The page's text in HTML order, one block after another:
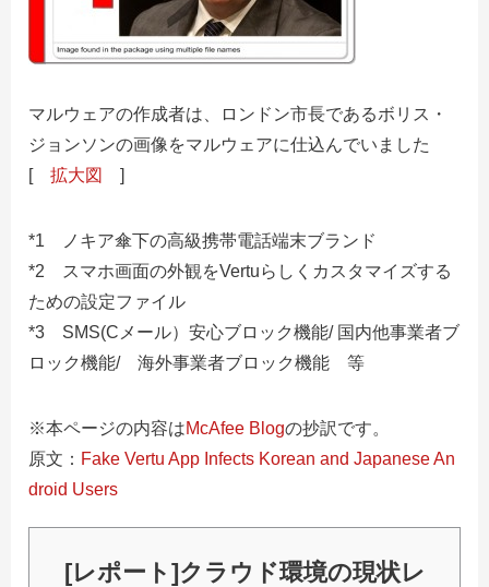
マルウェアの作成者は、ロンドン市長であるボリス・
ジョンソンの画像をマルウェアに仕込んでいました
[ 拡大図 ]
*1 ノキア傘下の高級携帯電話端末ブランド
*2 スマホ画面の外観をVertuらしくカスタマイズする
ための設定ファイル
*3 SMS(Cメール）安心ブロック機能/ 国内他事業者ブ
ロック機能/ 海外事業者ブロック機能 等
※本ページの内容はMcAfee Blogの抄訳です。
原文： Fake Vertu App Infects Korean and Japanese An
droid Users
[レポート]クラウド環境の現状レ